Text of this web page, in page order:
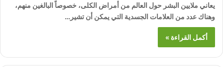
يعاني ملايين البشر حول العالم من أمراض الكلى، خصوصاً البالغين منهم،
وهناك عدد من العلامات الجسدية التي يمكن أن تشير…
أكمل القراءة »